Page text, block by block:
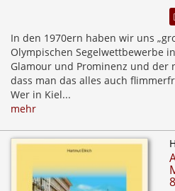
In den 1970ern haben wir uns
Olympischen Segelwettbewerbe
Glamour und Prominenz und der
dass man das alles auch
Wer in Kiel...
mehr